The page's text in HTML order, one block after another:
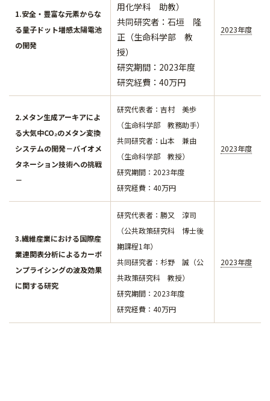
1.安全・豊富な元素からな
る量子ドット増感太陽電池
の開発
用化学科 助教）
​​​​​​共同研究者：石垣 隆
正（生命科学部 教
授）
研究期間：2023年度
研究経費：40万円
2023年度
2.メタン生成アーキアによ
る大気中CO₂のメタン変換
システムの開発－バイオメ
タネーション技術への挑戦
－
研究代表者：吉村 美歩
（生命科学部 教務助手）
​​​​​​共同研究者：山本 兼由
（生命科学部 教授）
研究期間：2023年度
研究経費：40万円
2023年度
3.繊維産業における国際産
業連関表分析によるカーボ
ンプライシングの波及効果
に関する研究
研究代表者：勝又 淳司
（公共政策研究科 博士後
期課程1年）
​​​​​​共同研究者：杉野 誠（公
共政策研究科 教授）
研究期間：2023年度
研究経費：40万円
2023年度